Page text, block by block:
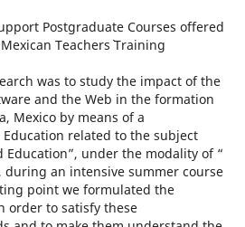
Postgraduate Courses offered
Teachers` Training
was to study the impact of the
and the Web in the formation
Mexico by means of a
related to the subject
Education”, under the modality of “
during an intensive summer course
point we formulated the
order to satisfy these